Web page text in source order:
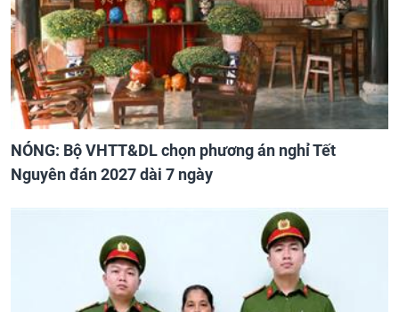
NÓNG: Bộ VHTT&DL chọn phương án nghỉ Tết
Nguyên đán 2027 dài 7 ngày